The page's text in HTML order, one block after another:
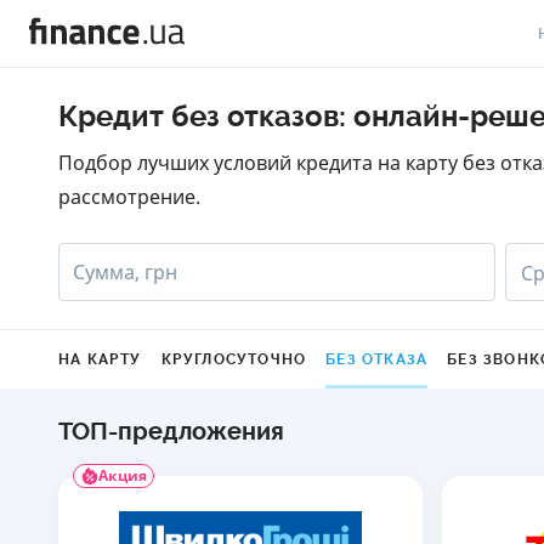
Кредит без отказов: онлайн-
Подбор лучших условий кредита на карту без
рассмотрение.
Сумма, грн
НА КАРТУ КРУГЛОСУТОЧНО БЕЗ ОТКАЗА БЕЗ
ТОП-предложения
Акция